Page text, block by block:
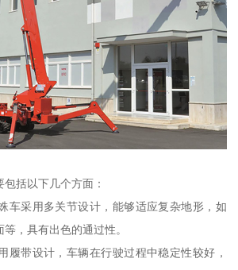
括以下几个方面：
车采用多关节设计，能够适应复杂地形，如
，具有出色的通过性。
履带设计，车辆在行驶过程中稳定性较好，